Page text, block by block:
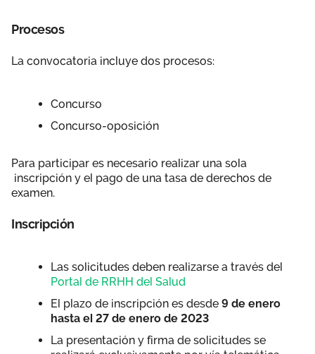
Procesos
La convocatoria incluye dos procesos:
Concurso
Concurso-oposición
Para participar es necesario realizar una sola
inscripción y el pago de una tasa de derechos de
examen.
Inscripción
Las solicitudes deben realizarse a través del
Portal de RRHH del Salud
El plazo de inscripción es desde 9 de enero
hasta el 27 de enero de 2023
La presentación y firma de solicitudes se